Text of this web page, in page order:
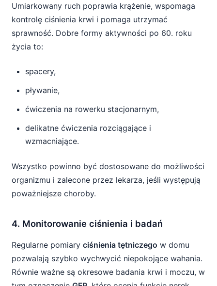
Umiarkowany ruch poprawia krążenie, wspomaga
kontrolę ciśnienia krwi i pomaga utrzymać
sprawność. Dobre formy aktywności po 60. roku
życia to:
spacery,
pływanie,
ćwiczenia na rowerku stacjonarnym,
delikatne ćwiczenia rozciągające i
wzmacniające.
Wszystko powinno być dostosowane do możliwości
organizmu i zalecone przez lekarza, jeśli występują
poważniejsze choroby.
4. Monitorowanie ciśnienia i badań
Regularne pomiary ciśnienia tętniczego w domu
pozwalają szybko wychwycić niepokojące wahania.
Równie ważne są okresowe badania krwi i moczu, w